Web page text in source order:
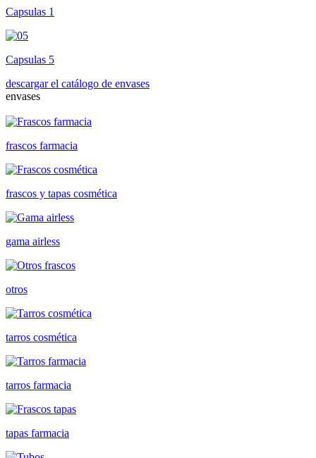
Capsulas 1
Capsulas 5
descargar el catálogo de envases
envases
frascos farmacia
frascos y tapas cosmética
gama airless
otros
tarros cosmética
tarros farmacia
tapas farmacia